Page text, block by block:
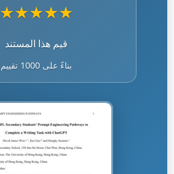
★
★
★
★
★
قيم هذا المستند
بناءً على 1000 تقييم